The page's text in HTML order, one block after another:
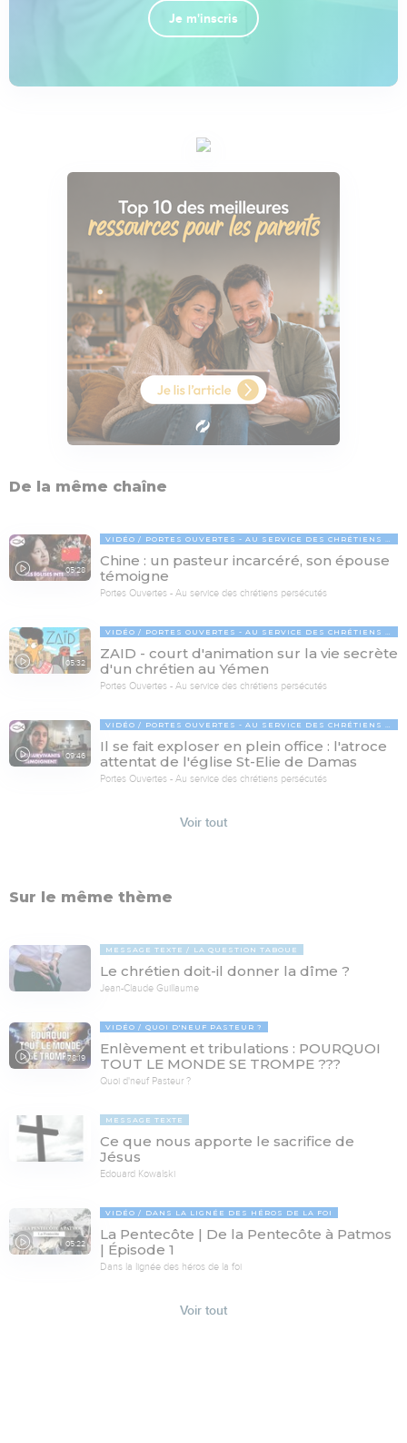
Je m'inscris
De la même chaîne
05:28
VIDÉO PORTES OUVERTES - AU SERVICE DES CHRÉTIENS PERSÉCUTÉS
Chine : un pasteur incarcéré, son épouse
témoigne
Portes Ouvertes - Au service des chrétiens persécutés
05:32
VIDÉO PORTES OUVERTES - AU SERVICE DES CHRÉTIENS PERSÉCUTÉS
ZAID - court d'animation sur la vie secrète
d'un chrétien au Yémen
Portes Ouvertes - Au service des chrétiens persécutés
09:46
VIDÉO PORTES OUVERTES - AU SERVICE DES CHRÉTIENS PERSÉCUTÉS
Il se fait exploser en plein office : l'atroce
attentat de l'église St-Elie de Damas
Portes Ouvertes - Au service des chrétiens persécutés
Voir tout
Sur le même thème
MESSAGE TEXTE LA QUESTION TABOUE
Le chrétien doit-il donner la dîme ?
Jean-Claude Guillaume
78:19
VIDÉO QUOI D'NEUF PASTEUR ?
Enlèvement et tribulations : POURQUOI
TOUT LE MONDE SE TROMPE ???
Quoi d'neuf Pasteur ?
MESSAGE TEXTE
Ce que nous apporte le sacrifice de
Jésus
Edouard Kowalski
05:22
VIDÉO DANS LA LIGNÉE DES HÉROS DE LA FOI
La Pentecôte | De la Pentecôte à Patmos
| Épisode 1
Dans la lignée des héros de la foi
Voir tout